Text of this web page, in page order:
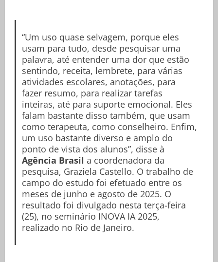
“Um uso quase selvagem, porque eles
usam para tudo, desde pesquisar uma
palavra, até entender uma dor que estão
sentindo, receita, lembrete, para várias
atividades escolares, anotações, para
fazer resumo, para realizar tarefas
inteiras, até para suporte emocional. Eles
falam bastante disso também, que usam
como terapeuta, como conselheiro. Enfim,
um uso bastante diverso e amplo do
ponto de vista dos alunos”, disse à
Agência Brasil a coordenadora da
pesquisa, Graziela Castello. O trabalho de
campo do estudo foi efetuado entre os
meses de junho e agosto de 2025. O
resultado foi divulgado nesta terça-feira
(25), no seminário INOVA IA 2025,
realizado no Rio de Janeiro.